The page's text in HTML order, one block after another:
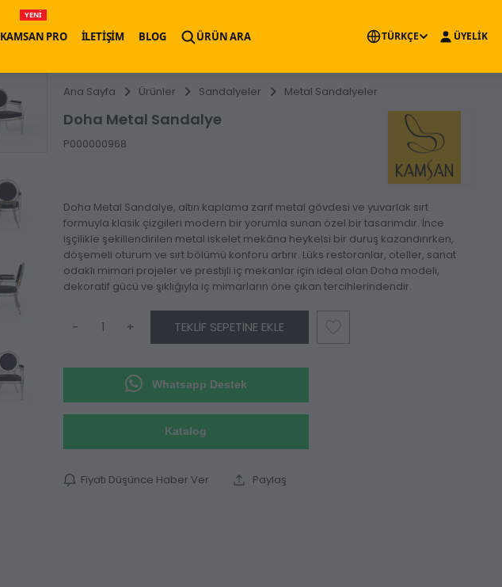
YENİ
KAMSAN PRO İLETİŞİM BLOG ÜRÜN ARA TÜRKÇE ÜYELİK
Ana Sayfa Ürünler Sandalyeler Metal Sandalyeler
Doha Metal Sandalye
P000000968
Doha Metal Sandalye, altın kaplama zarif metal gövdesi ve yuvarlak sırt
formuyla klasik çizgileri modern bir yorumla sunan özel bir tasarımdır. İnce
işçilikle şekillendirilen metal iskelet mekâna heykelsi bir duruş kazandırırken,
döşemeli oturum ve sırt bölümü konforu artırır. Lüks restoranlar, oteller, sanat
odaklı mimari projeler ve prestijli iç mekanlar için ideal olan Doha modeli,
dekoratif gücü ve şıklığıyla iç mimarların öne çıkan tercihlerindendir.
- + TEKLIF SEPETINE EKLE
Whatsapp Destek
Katalog
Fiyatı Düşünce Haber Ver Paylaş
×